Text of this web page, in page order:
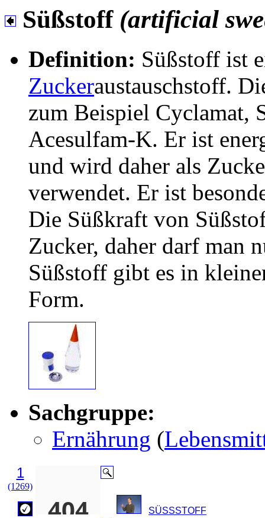
Süßstoff (artificial
Definition: Süßstoff ist
Zuckeraustauschstoff.
zum Beispiel Cyclamat,
Acesulfam-K. Er ist
und wird daher als
verwendet. Er ist
Die Süßkraft von
Zucker, daher darf man
Süßstoff gibt es in
Form.
Sachgruppe:
Ernährung (
1
(1269)
SÜSSSTOFF